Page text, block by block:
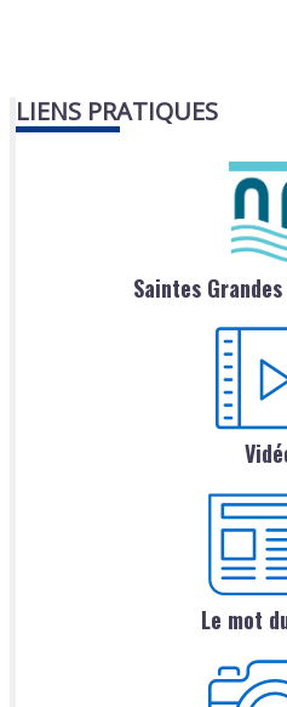
LIENS PRATIQUES
Saintes
Le mot